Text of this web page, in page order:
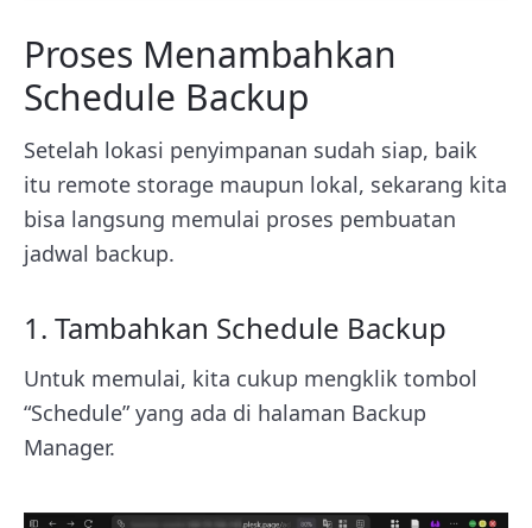
Proses Menambahkan
Schedule Backup
Setelah lokasi penyimpanan sudah siap, baik
itu remote storage maupun lokal, sekarang kita
bisa langsung memulai proses pembuatan
jadwal backup.
1. Tambahkan Schedule Backup
Untuk memulai, kita cukup mengklik tombol
“Schedule” yang ada di halaman Backup
Manager.